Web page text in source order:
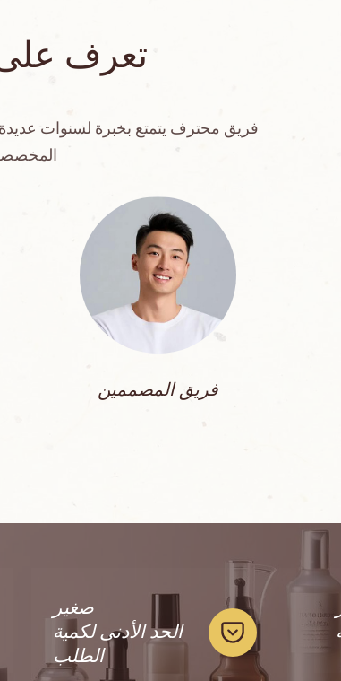
تعرف على
فريق محترف يتمتع بخبرة لسنوات
فريق المصممين
صغير
الحد الأدنى لكمية
الطلب